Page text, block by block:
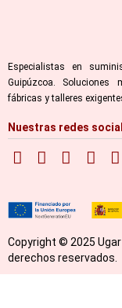
Especialistas en
Guipúzcoa. Soluciones
fábricas y talleres
Nuestras redes
Copyright © 2025
derechos reservados.